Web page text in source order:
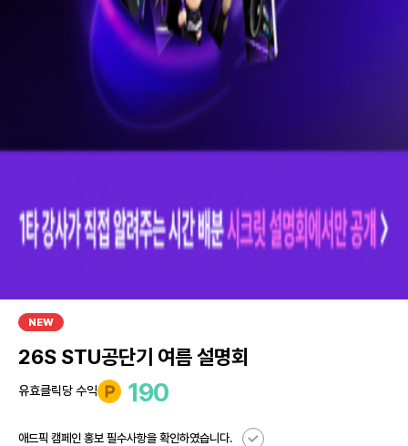
NEW
26S STU공단기 여름 설명회
유효클릭당 수익 190
애드픽 캠페인 홍보 필수사항을 확인하였습니다.